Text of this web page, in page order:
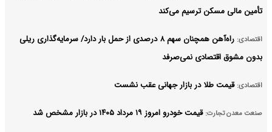
تأمین مالی مسکن ترسیم می‌کند
اقتصادی:
راه‌آهن همچنان سهم ۸ درصدی از حمل بار دارد/ سرمایه‌گذاری ریلی
بدون مشوق اقتصادی نمی‌صرفد
اقتصادی: قیمت طلا در بازار جهانی عقب نشست
صنعت معدن تجارت: قیمت خودرو امروز ۱۹ مرداد ۱۴۰۵ در بازار مشخص شد